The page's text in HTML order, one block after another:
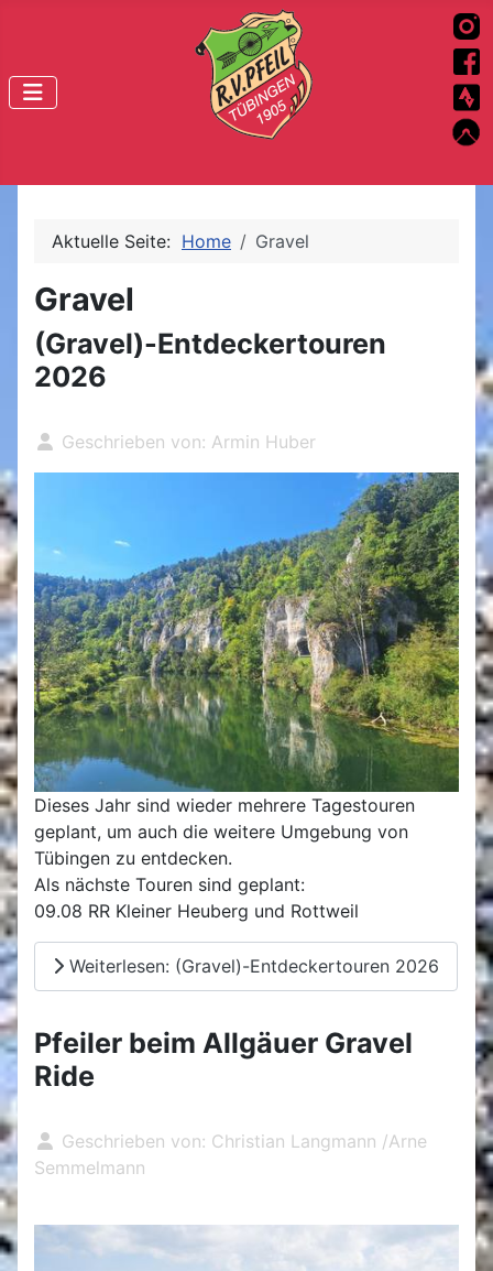
Aktuelle Seite: Home Gravel
Gravel
(Gravel)-Entdeckertouren
2026
Geschrieben von: Armin Huber
Dieses Jahr sind wieder mehrere Tagestouren
geplant, um auch die weitere Umgebung von
Tübingen zu entdecken.
Als nächste Touren sind geplant:
09.08 RR Kleiner Heuberg und Rottweil
Weiterlesen: (Gravel)-Entdeckertouren 2026
Pfeiler beim Allgäuer Gravel
Ride
Geschrieben von: Christian Langmann /Arne
Semmelmann